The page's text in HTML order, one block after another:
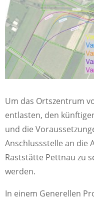
Um das Ortszentrum
entlasten, den
und die
Anschlussstelle an die
Raststätte Pettnau zu
werden.
In einem Generellen